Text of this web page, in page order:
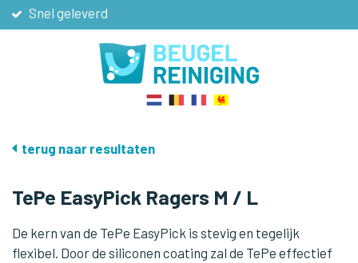
Snel geleverd
Niet goed, geld terug
De scherpste prijzen
Gratis verzending vanaf € 40
terug naar resultaten
TePe EasyPick Ragers M / L
De kern van de TePe EasyPick is stevig en tegelijk
flexibel. Door de siliconen coating zal de TePe effectief